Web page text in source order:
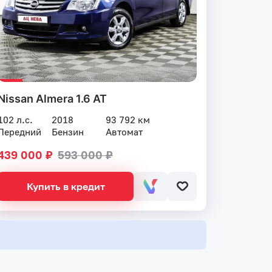
Almera 1.6 AT
л.с. 2018
93 792 км
Бензин Автомат
000 ₽ 593 000 ₽
Купить в кредит